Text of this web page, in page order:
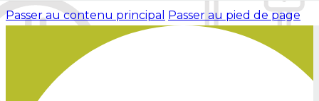
Passer au contenu principal Passer au pied de page